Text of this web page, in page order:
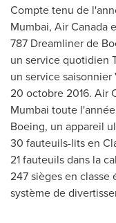
Compte tenu de
Mumbai, Air Canada
787 Dreamliner de
un service quotidien
un service saisonnier
20 octobre 2016. Air
Mumbai toute
Boeing, un appareil
30 fauteuils-lits en
21 fauteuils dans la
247 sièges en
système de